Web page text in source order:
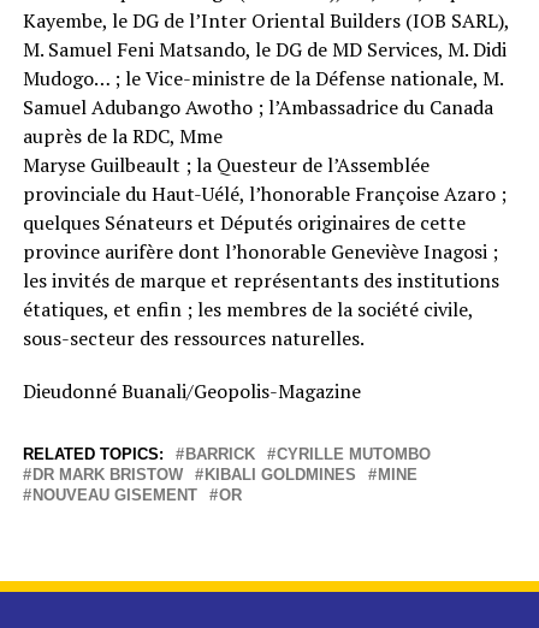
Kayembe, le DG de l’Inter Oriental Builders (IOB SARL),
M. Samuel Feni Matsando, le DG de MD Services, M. Didi
Mudogo… ; le Vice-ministre de la Défense nationale, M.
Samuel Adubango Awotho ; l’Ambassadrice du Canada
auprès de la RDC, Mme
Maryse Guilbeault ; la Questeur de l’Assemblée
provinciale du Haut-Uélé, l’honorable Françoise Azaro ;
quelques Sénateurs et Députés originaires de cette
province aurifère dont l’honorable Geneviève Inagosi ;
les invités de marque et représentants des institutions
étatiques, et enfin ; les membres de la société civile,
sous-secteur des ressources naturelles.
Dieudonné Buanali/Geopolis-Magazine
RELATED TOPICS: BARRICK
CYRILLE MUTOMBO
DR MARK BRISTOW
KIBALI GOLDMINES
MINE
NOUVEAU GISEMENT
OR